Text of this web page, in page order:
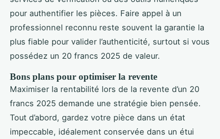
pour authentifier les pièces. Faire appel à un
professionnel reconnu reste souvent la garantie la
plus fiable pour valider l’authenticité, surtout si vous
possédez un 20 francs 2025 de valeur.
Bons plans pour optimiser la revente
Maximiser la rentabilité lors de la revente d’un 20
francs 2025 demande une stratégie bien pensée.
Tout d’abord, gardez votre pièce dans un état
impeccable, idéalement conservée dans un étui